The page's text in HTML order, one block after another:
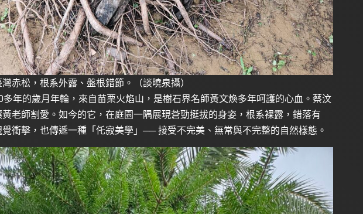
赤松，根系外露、盤根錯節。（談曉泉攝）
年的歲月年輪，來自苗栗火焰山，是樹石界名師黃文煥多年呵護的心血。蔡汶
老師割愛。如今的它，在庭園一隅展現蒼勁挺拔的身姿，根系裸露，錯落有
衝擊，也傳遞一種「仛寂美學」── 接受不完美、無常與不完整的自然樣態。